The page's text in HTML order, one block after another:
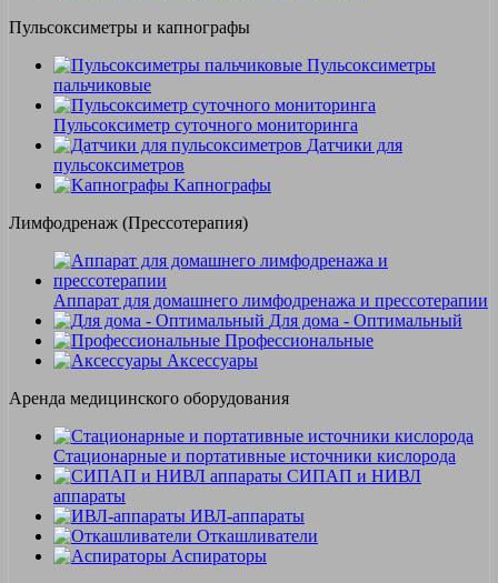
Пульсоксиметры и капнографы
Пульсоксиметры
пальчиковые
Пульсоксиметр суточного мониторинга
Датчики для
пульсоксиметров
Kапнографы
Лимфодренаж (Прессотерапия)
Аппарат для домашнего лимфодренажа и прессотерапии
Для дома - Оптимальный
Профессиональные
Аксессуары
Аренда медицинского оборудования
Стационарные и портативные источники кислорода
СИПАП и НИВЛ
аппараты
ИВЛ-аппараты
Откашливатели
Аспираторы